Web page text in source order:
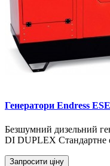
Генератори Endress
Безшумний дизельний
DI DUPLEX Стандартне
Запросити ціну